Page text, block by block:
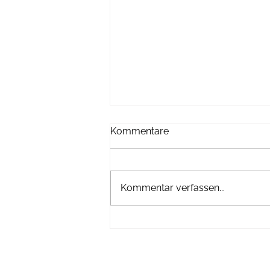
Kommentare
Kommentar verfassen...